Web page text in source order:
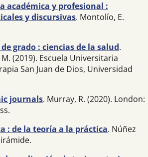
académica y profesional :
y discursivas. Montolío, E.
grado : ciencias de la salud.
(2019). Escuela Universitaria
San Juan de Dios, Universidad
journals. Murray, R. (2020). London:
: de la teoría a la práctica. Núñez